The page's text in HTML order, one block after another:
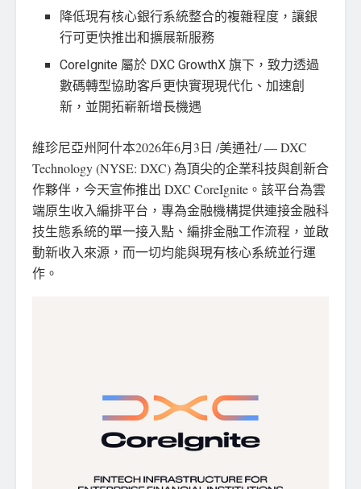
降低現有核心銀行系統整合的複雜程度，讓銀
行可更快推出和擴展新服務
CoreIgnite 屬於 DXC GrowthX 旗下，致力透過
數碼轉型協助客戶更快實現現代化、加速創
新，並開拓嶄新增長機遇
維珍尼亞州阿什本2026年6月3日 /美通社/ — DXC
Technology (NYSE: DXC) 為頂尖的企業科技與創新合
作夥伴，今天宣佈推出 DXC CoreIgnite。該平台為雲
端原生收入編排平台，專為金融機構提供連接金融科
技生態系統的單一接入點、編排金融工作流程，並啟
動新收入來源，而一切均能與現有核心系統並行運
作。